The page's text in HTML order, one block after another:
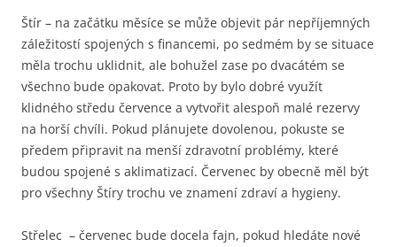
Štír – na začátku měsíce se může objevit pár nepříjemných
záležitostí spojených s financemi, po sedmém by se situace
měla trochu uklidnit, ale bohužel zase po dvacátém se
všechno bude opakovat. Proto by bylo dobré využít
klidného středu července a vytvořit alespoň malé rezervy
na horší chvíli. Pokud plánujete dovolenou, pokuste se
předem připravit na menší zdravotní problémy, které
budou spojené s aklimatizací. Červenec by obecně měl být
pro všechny Štíry trochu ve znamení zdraví a hygieny.
Střelec – červenec bude docela fajn, pokud hledáte nové